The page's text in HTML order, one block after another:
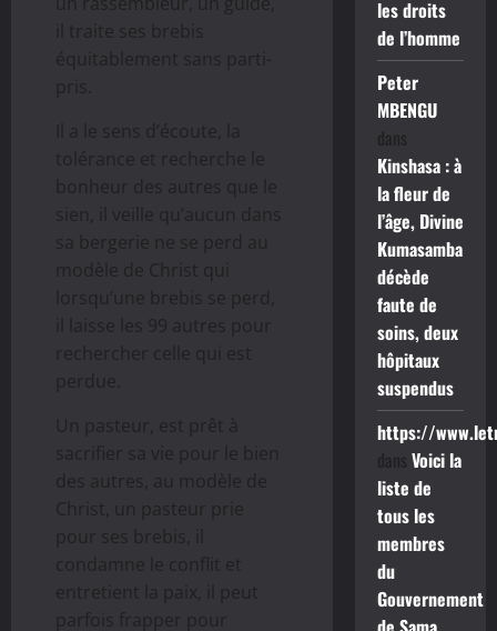
il traite ses brebis
équitablement sans parti-
pris.
Il a le sens d’écoute, la
tolérance et recherche le
bonheur des autres que le
sien, il veille qu’aucun dans
sa bergerie ne se perd au
modèle de Christ qui
lorsqu’une brebis se perd,
il laisse les 99 autres pour
rechercher celle qui est
perdue.
Un pasteur, est prêt à
sacrifier sa vie pour le bien
des autres, au modèle de
Christ, un pasteur prie
pour ses brebis, il
condamne le conflit et
entretient la paix, il peut
parfois frapper pour
les droits
de l’homme
Peter
MBENGU
dans
Kinshasa : à
la fleur de
l’âge, Divine
Kumasamba
décède
faute de
soins, deux
hôpitaux
suspendus
https://
dans Voici la
liste de
tous les
membres
du
Gouvernement